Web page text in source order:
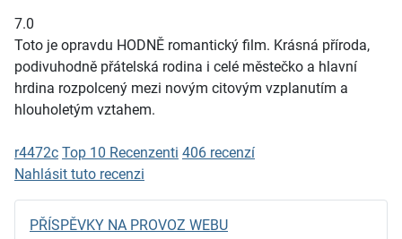
7.0
Toto je opravdu HODNĚ romantický film. Krásná příroda,
podivuhodně přátelská rodina i celé městečko a hlavní
hrdina rozpolcený mezi novým citovým vzplanutím a
hlouholetým vztahem.
r4472c Top 10 Recenzenti 406 recenzí
Nahlásit tuto recenzi
PŘÍSPĚVKY NA PROVOZ WEBU